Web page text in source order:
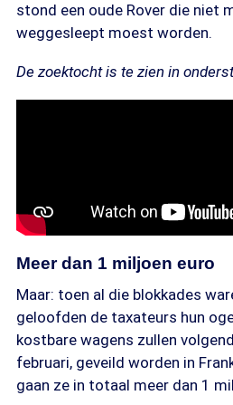
stond een oude Rover die niet
weggesleept moest worden.
De zoektocht is te zien in
Meer dan 1 miljoen euro
Maar: toen al die blokkades
geloofden de taxateurs hun
kostbare wagens zullen
februari, geveild worden in
gaan ze in totaal meer dan 1